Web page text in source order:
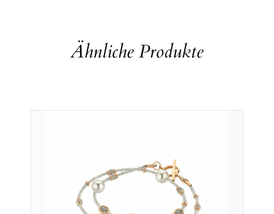
Ähnliche Produkte